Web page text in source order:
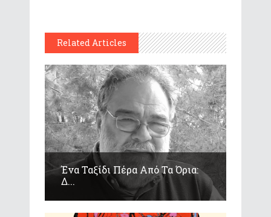
Related Articles
Ένα Ταξίδι Πέρα Από Τα Όρια:
Δ...